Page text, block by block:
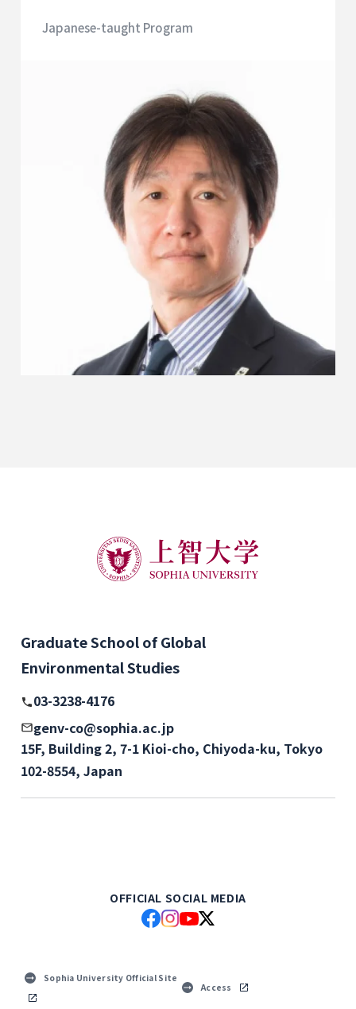
Japanese-taught Program
Graduate School of Global
Environmental Studies
03-3238-4176
genv-co@sophia.ac.jp
15F, Building 2, 7-1 Kioi-cho, Chiyoda-ku, Tokyo
102-8554, Japan
OFFICIAL SOCIAL MEDIA
Sophia University Official Site
Access